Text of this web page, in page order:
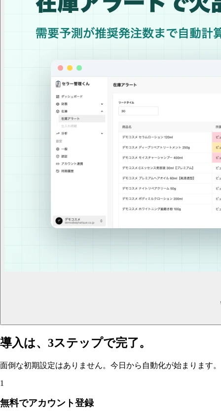
導入は、 3ステップで完了。
面倒な初期設定はありません。 今日から自動化が始まります。
1
無料でアカウント登録